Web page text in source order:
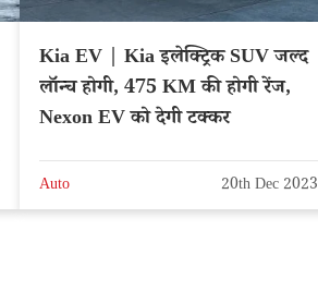
Kia EV | Kia इलेक्ट्रिक SUV जल्द
लॉन्च होगी, 475 KM की होगी रेंज,
Nexon EV को देगी टक्कर
Auto 20th Dec 2023